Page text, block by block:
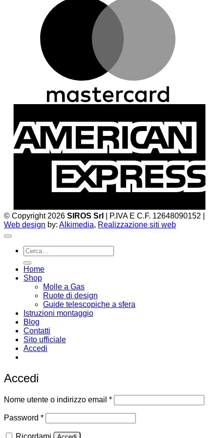
© Copyright 2026 SIROS Srl
| P.IVA E C.F. 12648090152 |
Web design by: Alkimedia, Realizzazione siti web
Cerca:
Home
Shop
Molle a Gas
Ruote di design
Guide telescopiche a sfera
Istruzioni montaggio
Blog
Contatti
Sito ufficiale
Accedi
Accedi
Nome utente o indirizzo email *Richiesto
Password *Richiesto